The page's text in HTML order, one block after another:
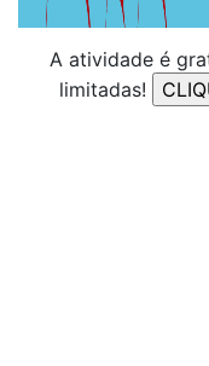
A atividade é
limitadas!